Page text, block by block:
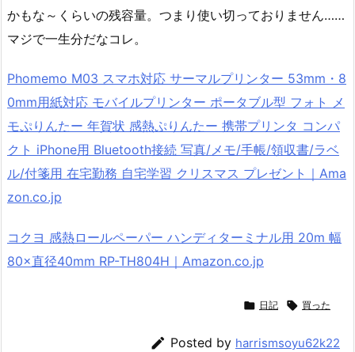
かもな～くらいの残容量。つまり使い切っておりません……
マジで一生分だなコレ。
Phomemo M03 スマホ対応 サーマルプリンター 53mm・8
0mm用紙対応 モバイルプリンター ポータブル型 フォト メ
モぷりんたー 年賀状 感熱ぷりんたー 携帯プリンタ コンパ
クト iPhone用 Bluetooth接続 写真/メモ/手帳/領収書/ラベ
ル/付箋用 在宅勤務 自宅学習 クリスマス プレゼント｜Ama
zon.co.jp
コクヨ 感熱ロールペーパー ハンディターミナル用 20m 幅
80×直径40mm RP-TH804H｜Amazon.co.jp
 日記  買った
 Posted by harrismsoyu62k22